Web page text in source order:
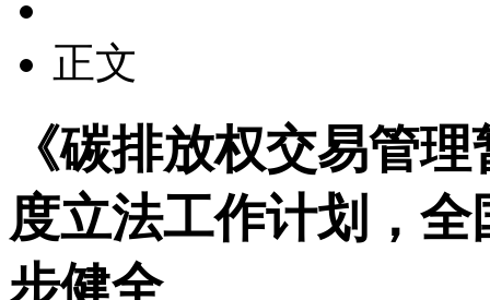
正文
《碳排放权交易管
度立法工作计划，
步健全